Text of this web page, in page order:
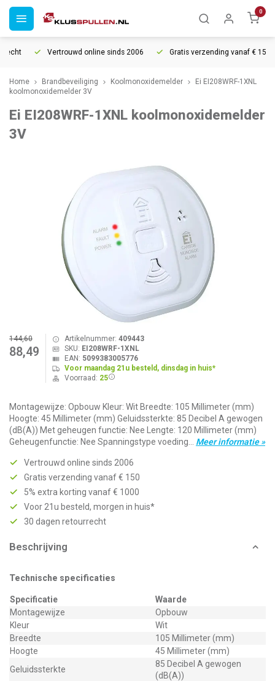
0
Vertrouwd online sinds 2006 Gratis verzending vanaf € 150
Home Brandbeveiliging Koolmonoxidemelder
Ei EI208WRF-1XNL
koolmonoxidemelder 3V
Ei EI208WRF-1XNL koolmonoxidemelder
3V
144,60
88,49
Artikelnummer: 409443
SKU: EI208WRF-1XNL
EAN: 5099383005776
Voor maandag 21u besteld, dinsdag in huis*
Voorraad: 25
Montagewijze: Opbouw Kleur: Wit Breedte: 105 Millimeter (mm)
Hoogte: 45 Millimeter (mm) Geluidssterkte: 85 Decibel A gewogen
(dB(A)) Met geheugen functie: Nee Lengte: 120 Millimeter (mm)
Geheugenfunctie: Nee Spanningstype voeding... Meer informatie »
Vertrouwd online sinds 2006
Gratis verzending vanaf € 150
5% extra korting vanaf € 1000
Voor 21u besteld, morgen in huis*
30 dagen retourrecht
Beschrijving
Technische specificaties
Specificatie
Waarde
Montagewijze
Opbouw
Kleur
Wit
Breedte
105 Millimeter (mm)
Hoogte
45 Millimeter (mm)
Geluidssterkte
85 Decibel A gewogen
(dB(A))